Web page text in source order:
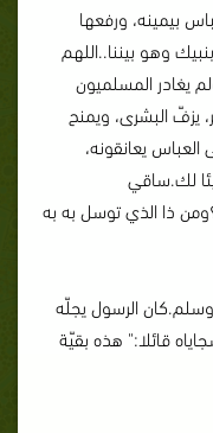
بيمينه، ورفعها
وهو بيننا..اللهم
يغادر المسلميون
البشرى، ويمنح
يعانقونه،
لك.ساقي
ذا الذي توسل به به
الرسول يجلّه
قائلا:" هذه بقيّة